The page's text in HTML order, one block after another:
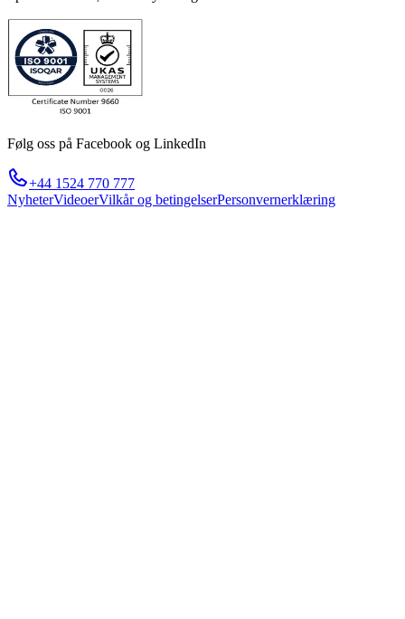
Følg oss på Facebook og LinkedIn
+44 1524 770 777
NyheterVideoerVilkår og betingelserPersonvernerklæring